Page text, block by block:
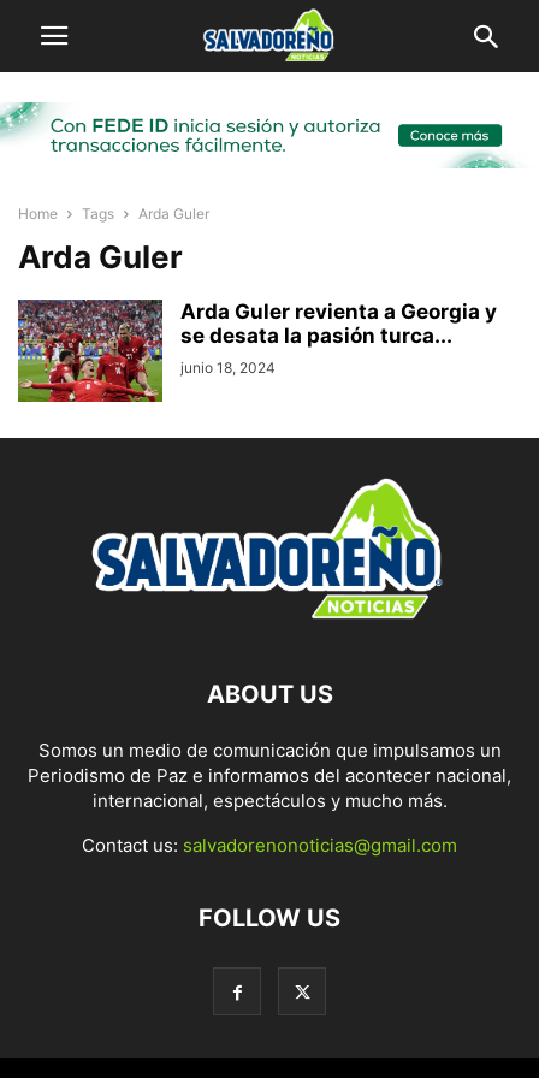
Home Tags Arda Guler
Arda Guler
Arda Guler revienta a Georgia y
se desata la pasión turca...
junio 18, 2024
ABOUT US
Somos un medio de comunicación que impulsamos un
Periodismo de Paz e informamos del acontecer nacional,
internacional, espectáculos y mucho más.
Contact us: salvadorenonoticias@gmail.com
FOLLOW US